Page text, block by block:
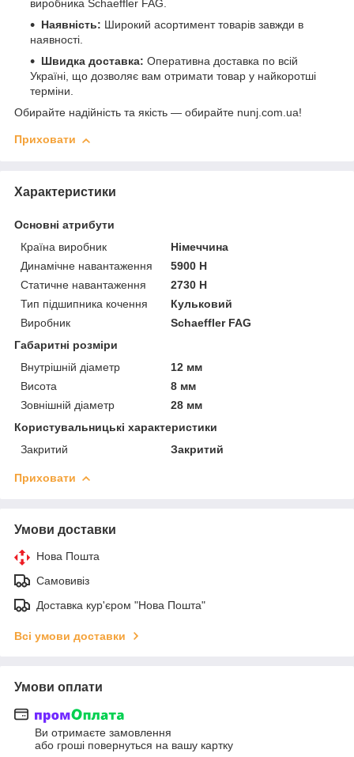
виробника Schaeffler FAG.
Наявність: Широкий асортимент товарів завжди в
наявності.
Швидка доставка: Оперативна доставка по всій
Україні, що дозволяє вам отримати товар у найкоротші
терміни.
Обирайте надійність та якість — обирайте nunj.com.ua!
Приховати
Характеристики
Основні атрибути
Країна виробник
Німеччина
Динамічне навантаження
5900 Н
Статичне навантаження
2730 Н
Тип підшипника кочення
Кульковий
Виробник
Schaeffler FAG
Габаритні розміри
Внутрішній діаметр
12 мм
Висота
8 мм
Зовнішній діаметр
28 мм
Користувальницькі характеристики
Закритий
Закритий
Приховати
Умови доставки
Нова Пошта
Самовивіз
Доставка кур'єром "Нова Пошта"
Всі умови доставки
Умови оплати
Ви отримаєте замовлення
або гроші повернуться на вашу картку